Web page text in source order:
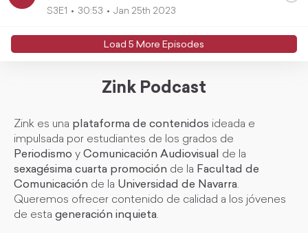
S3E1 30:53 Jan 25th 2023
Load 5 More Episodes
Zink Podcast
Zink es una plataforma de contenidos ideada e
impulsada por estudiantes de los grados de
Periodismo y Comunicación Audiovisual
de la
sexagésima cuarta promoción de la Facultad de
Comunicación de la Universidad de Navarra.
Queremos ofrecer contenido de calidad a los jóvenes
de esta generación inquieta.